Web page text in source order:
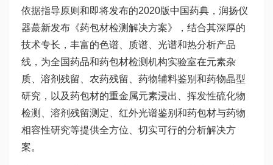
依据指导原则和即将发布的2020版中国药典，润扬仪
器蕞新发布《药包材检测解决方案》，结合其深厚的
技术专长，丰富的色谱、质谱、光谱和热分析产品
线，为全国药品和药包材检测机构实验室在元素杂
质、溶剂残留、农药残留、药物辅料鉴别和药物晶型
研究，以及药包材的重金属元素浸出、挥发性硫化物
检测、溶剂残留测定、红外光谱鉴别和药包材与药物
相容性研究等提供全方位、切实可行的分析解决方
案。